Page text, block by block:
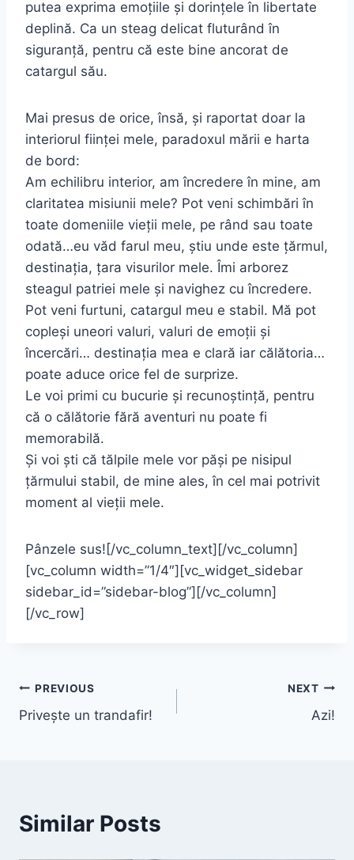
putea exprima emoțiile şi dorințele în libertate
deplină. Ca un steag delicat fluturând în
siguranță, pentru că este bine ancorat de
catargul său.
Mai presus de orice, însă, şi raportat doar la
interiorul ființei mele, paradoxul mării e harta
de bord:
Am echilibru interior, am încredere în mine, am
claritatea misiunii mele? Pot veni schimbări în
toate domeniile vieții mele, pe rând sau toate
odată…eu văd farul meu, ştiu unde este țărmul,
destinația, țara visurilor mele. Îmi arborez
steagul patriei mele şi navighez cu încredere.
Pot veni furtuni, catargul meu e stabil. Mă pot
copleşi uneori valuri, valuri de emoții şi
încercări… destinația mea e clară iar călătoria…
poate aduce orice fel de surprize.
Le voi primi cu bucurie şi recunoştință, pentru
că o călătorie fără aventuri nu poate fi
memorabilă.
Şi voi şti că tălpile mele vor păşi pe nisipul
țărmului stabil, de mine ales, în cel mai potrivit
moment al vieții mele.
Pânzele sus![/vc_column_text][/vc_column]
[vc_column width=”1/4″][vc_widget_sidebar
sidebar_id=”sidebar-blog”][/vc_column]
[/vc_row]
Navigare
în
PREVIOUS
Priveşte un trandafir!
NEXT
Azi!
Similar Posts